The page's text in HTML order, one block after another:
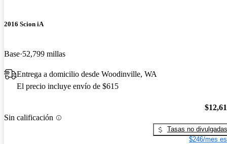
2016 Scion iA
Base 52,799 millas
Entrega a domicilio desde Woodinville, WA
El precio incluye envío de $615
Sin calificación
Tasas no divulgadas
$246/mes